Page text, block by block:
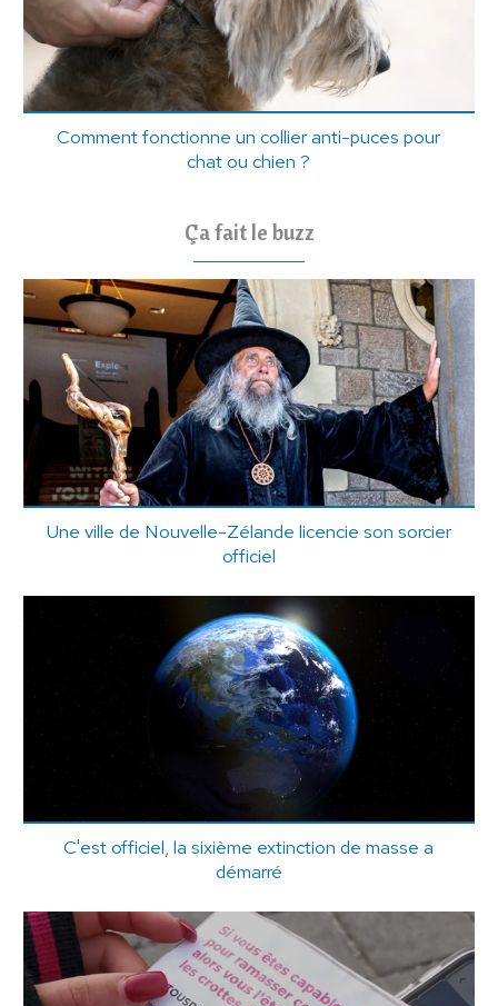
Comment fonctionne un collier anti-puces pour
chat ou chien ?
Ça fait le buzz
Une ville de Nouvelle-Zélande licencie son sorcier
officiel
C'est officiel, la sixième extinction de masse a
démarré